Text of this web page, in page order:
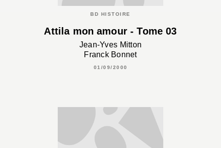
BD HISTOIRE
Attila mon amour - Tome 03
Jean-Yves Mitton
Franck Bonnet
01/09/2000